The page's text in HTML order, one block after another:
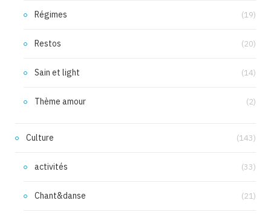
Régimes (19)
Restos (20)
Sain et light (14)
Thème amour (2)
Culture (143)
activités (33)
Chant&danse (21)